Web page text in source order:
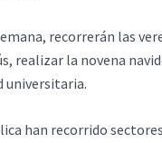
recorrerán las
realizar la novena
universitaria.
han recorrido